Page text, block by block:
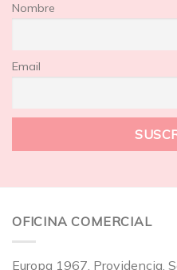
Nombre
Email
OFICINA COMERCIAL
Europa 1967, Providencia,